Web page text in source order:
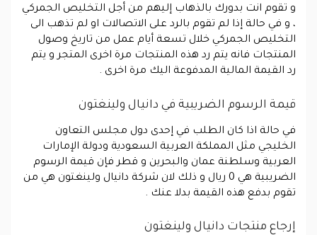
و تقوم انت بدورك بالذهاب إليهم من أجل التخليص الجمركي
، و في حالة إذا لم تقوم بالرد على الاتصالات او لم تذهب الى
التخليص الجمركي خلال تسعة أيام عمل من تاريخ وصول
المنتجات فانه يتم رد هذه المنتجات مرة اخرى المتجر و يتم
رد القيمة المالية المدفوعة اليك مرة اخرى .
قيمة الرسوم الضريبية في دانيال ولينغتون
في حالة اذا كان الطلب في إحدى دول مجلس التعاون
الخليجي مثل المملكة العربية السعودية ودولة الإمارات
العربية وسلطنة عمان والبحرين و قطر فإن قيمة الرسوم
الضريبية هي 0 ريال و ذلك لان شركة دانيال ولينغتون هي من
تقوم بدفع هذه القيمة بدلا عنك .
إرجاع منتجات دانيال ولينغتون